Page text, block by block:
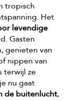
tropisch
Het
levendige
Gasten
genieten van
nippen van
terwijl ze
nu gaat
de buitenlucht,